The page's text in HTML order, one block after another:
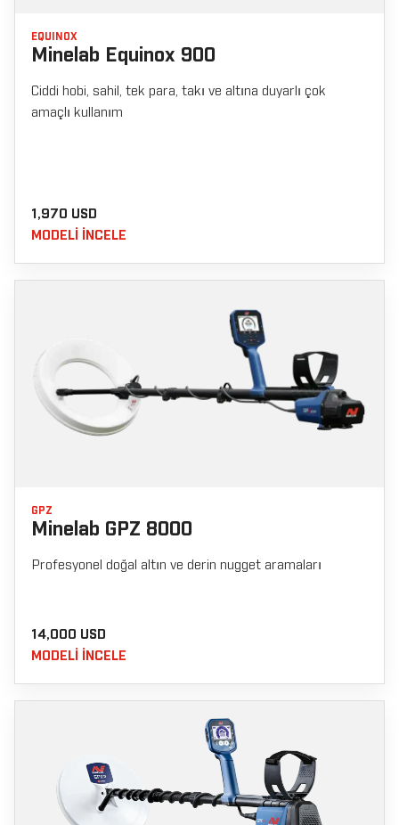
EQUINOX
Minelab Equinox 900
Ciddi hobi, sahil, tek para, takı ve altına duyarlı çok
amaçlı kullanım
1,970 USD
MODELI INCELE
GPZ
Minelab GPZ 8000
Profesyonel doğal altın ve derin nugget aramaları
14,000 USD
MODELI INCELE